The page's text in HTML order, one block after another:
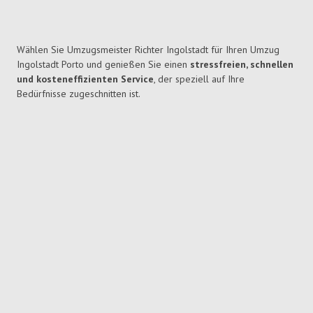
Wählen Sie Umzugsmeister Richter Ingolstadt für Ihren Umzug
Ingolstadt Porto und genießen Sie einen stressfreien, schnellen
und kosteneffizienten Service, der speziell auf Ihre
Bedürfnisse zugeschnitten ist.